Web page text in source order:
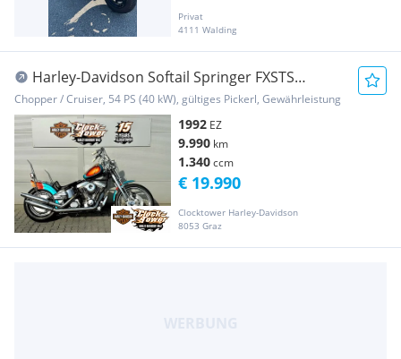
Privat
4111 Walding
Harley-Davidson Softail Springer FXSTS
Vergaser SPringer Custom...
Chopper / Cruiser, 54 PS (40 kW), gültiges Pickerl, Gewährleistung
1992 EZ
9.990 km
1.340ccm
Clocktower Harley-Davidson
8053 Graz
€ 19.990